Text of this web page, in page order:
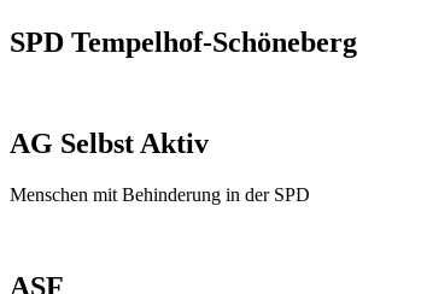
SPD Tempelhof-Schöneberg
AG Selbst Aktiv
Menschen mit Behinderung in der SPD
ASF